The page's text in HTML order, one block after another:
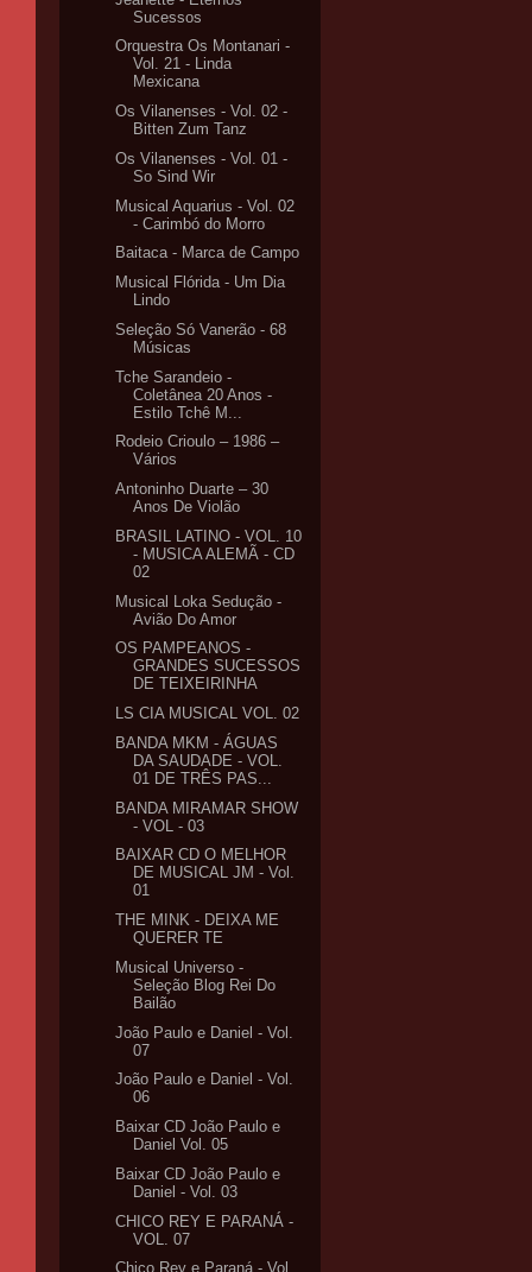
Sucessos
Orquestra Os Montanari -
Vol. 21 - Linda
Mexicana
Os Vilanenses - Vol. 02 -
Bitten Zum Tanz
Os Vilanenses - Vol. 01 -
So Sind Wir
Musical Aquarius - Vol. 02
- Carimbó do Morro
Baitaca - Marca de Campo
Musical Flórida - Um Dia
Lindo
Seleção Só Vanerão - 68
Músicas
Tche Sarandeio -
Coletânea 20 Anos -
Estilo Tchê M...
Rodeio Crioulo – 1986 –
Vários
Antoninho Duarte – 30
Anos De Violão
BRASIL LATINO - VOL. 10
- MUSICA ALEMÃ - CD
02
Musical Loka Sedução -
Avião Do Amor
OS PAMPEANOS -
GRANDES SUCESSOS
DE TEIXEIRINHA
LS CIA MUSICAL VOL. 02
BANDA MKM - ÁGUAS
DA SAUDADE - VOL.
01 DE TRÊS PAS...
BANDA MIRAMAR SHOW
- VOL - 03
BAIXAR CD O MELHOR
DE MUSICAL JM - Vol.
01
THE MINK - DEIXA ME
QUERER TE
Musical Universo -
Seleção Blog Rei Do
Bailão
João Paulo e Daniel - Vol.
07
João Paulo e Daniel - Vol.
06
Baixar CD João Paulo e
Daniel Vol. 05
Baixar CD João Paulo e
Daniel - Vol. 03
CHICO REY E PARANÁ -
VOL. 07
Chico Rey e Paraná - Vol.